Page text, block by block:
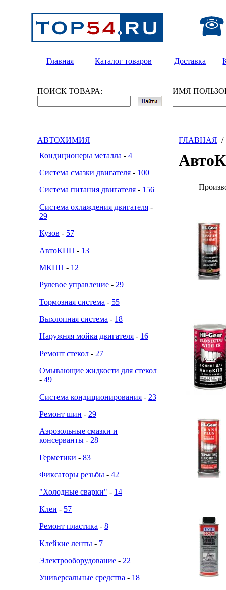
Главная Каталог товаров Доставка
ПОИСК ТОВАРА: ИМЯ
АВТОХИМИЯ
Кондиционеры металла - 4
Система смазки двигателя - 100
Система питания двигателя - 156
Система охлаждения двигателя -
29
Кузов - 57
АвтоКПП - 13
МКПП - 12
Рулевое управление - 29
Тормозная система - 55
Выхлопная система - 18
Наружняя мойка двигателя - 16
Ремонт стекол - 27
Омывающие жидкости для стекол
- 49
Система кондиционирования - 23
Ремонт шин - 29
Аэрозольные смазки и
консерванты - 28
Герметики - 83
Фиксаторы резьбы - 42
"Холодные сварки" - 14
Клеи - 57
Ремонт пластика - 8
Клейкие ленты - 7
Электрооборудование - 22
Универсальные средства - 18
ГЛАВНАЯ